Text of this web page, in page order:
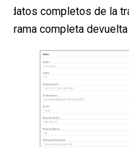
datos completos de la
trama completa